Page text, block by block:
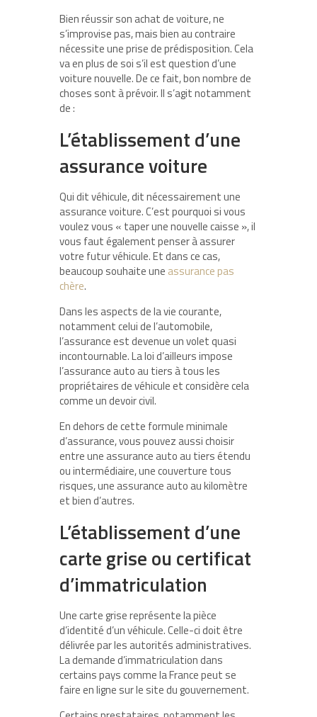
Bien réussir son achat de voiture, ne
s’improvise pas, mais bien au contraire
nécessite une prise de prédisposition. Cela
va en plus de soi s’il est question d’une
voiture nouvelle. De ce fait, bon nombre de
choses sont à prévoir. Il s’agit notamment
de :
L’établissement d’une
assurance voiture
Qui dit véhicule, dit nécessairement une
assurance voiture. C’est pourquoi si vous
voulez vous « taper une nouvelle caisse », il
vous faut également penser à assurer
votre futur véhicule. Et dans ce cas,
beaucoup souhaite une assurance pas
chère.
Dans les aspects de la vie courante,
notamment celui de l’automobile,
l’assurance est devenue un volet quasi
incontournable. La loi d’ailleurs impose
l’assurance auto au tiers à tous les
propriétaires de véhicule et considère cela
comme un devoir civil.
En dehors de cette formule minimale
d’assurance, vous pouvez aussi choisir
entre une assurance auto au tiers étendu
ou intermédiaire, une couverture tous
risques, une assurance auto au kilomètre
et bien d’autres.
L’établissement d’une
carte grise ou certificat
d’immatriculation
Une carte grise représente la pièce
d’identité d’un véhicule. Celle-ci doit être
délivrée par les autorités administratives.
La demande d’immatriculation dans
certains pays comme la France peut se
faire en ligne sur le site du gouvernement.